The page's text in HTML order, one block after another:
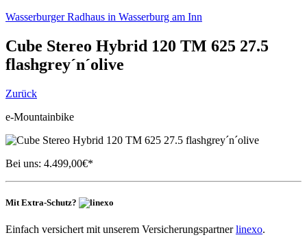
Wasserburger Radhaus in Wasserburg am Inn
Cube Stereo Hybrid 120 TM 625 27.5
flashgrey´n´olive
Zurück
e-Mountainbike
Bei uns: 4.499,00€*
Mit Extra-Schutz?
Einfach versichert mit unserem Versicherungspartnerlinexo.